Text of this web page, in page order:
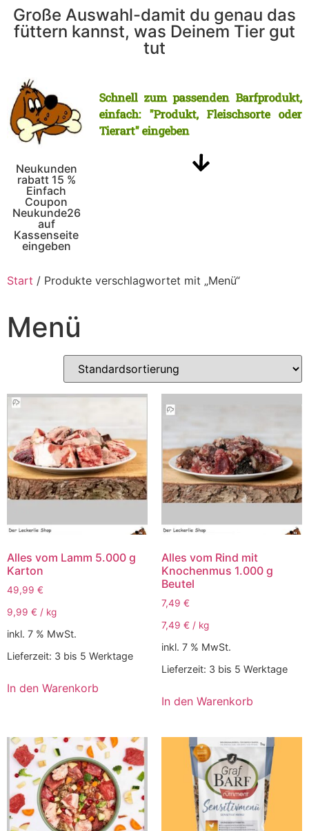
Große Auswahl-damit du genau das
füttern kannst, was Deinem Tier gut
tut
Neukunden
rabatt 15 %
Einfach
Coupon
Neukunde26
auf
Kassenseite
eingeben
Schnell zum passenden Barfprodukt,
einfach: "Produkt, Fleischsorte oder
Tierart" eingeben
Start / Produkte verschlagwortet mit „Menü“
Menü
Alles vom Lamm 5.000 g
Karton
49,99 €
9,99 € / kg
inkl. 7 % MwSt.
Lieferzeit: 3 bis 5 Werktage
In den Warenkorb
Alles vom Rind mit
Knochenmus 1.000 g
Beutel
7,49 €
7,49 € / kg
inkl. 7 % MwSt.
Lieferzeit: 3 bis 5 Werktage
In den Warenkorb